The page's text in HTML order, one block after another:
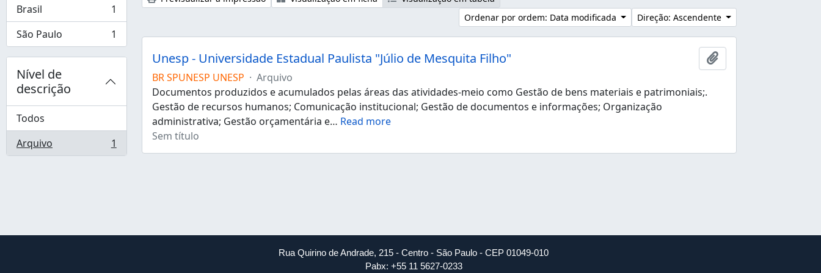
Brasil
, 1 resultados
1
São Paulo
, 1 resultados 1
Nível de
descrição
Todos
Arquivo
, 1 resultados 1
Ordenar por ordem: Data modificada
Direção: Ascendente
Unesp - Universidade Estadual Paulista "Júlio de Mesquita Filho"
Adicionar à área de
BR SPUNESP UNESP · Arquivo
Documentos produzidos e acumulados pelas áreas das atividades-meio como Gestão de bens materiais e patrimoniais;.
Gestão de recursos humanos; Comunicação institucional; Gestão de documentos e informações; Organização
administrativa; Gestão orçamentária e… Read more
Sem título
Rua Quirino de Andrade, 215 - Centro - São Paulo - CEP 01049-010
Pabx: +55 11 5627-0233